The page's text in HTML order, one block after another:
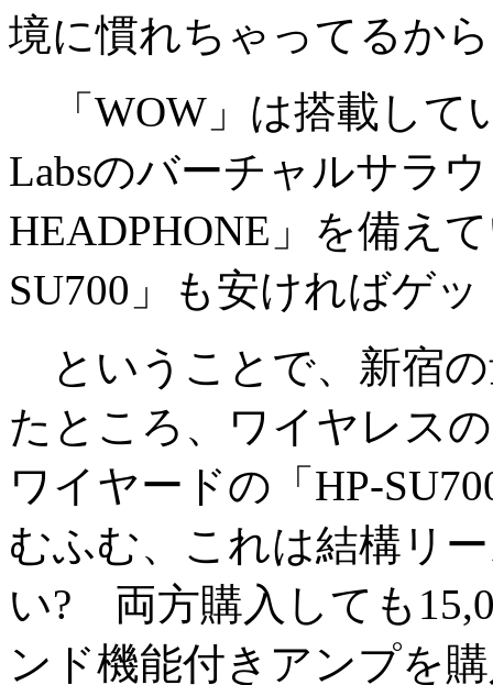
境に慣れちゃってるか
「WOW」は搭載して
Labsのバーチャルサラ
HEADPHONE」を備え
SU700」も安ければゲ
ということで、新宿
たところ、ワイヤレス
ワイヤードの「HP-
むふむ、これは結構リ
い? 両方購入しても
ンド機能付きアンプを